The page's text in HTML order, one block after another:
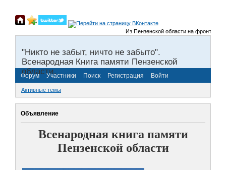
Из Пензенской области на фронты
"Никто не забыт, ничто не забыто".
Всенародная Книга памяти Пензенской
области.
Форум Участники Поиск Регистрация Войти
Активные темы
Объявление
Всенародная книга памяти
Пензенской области